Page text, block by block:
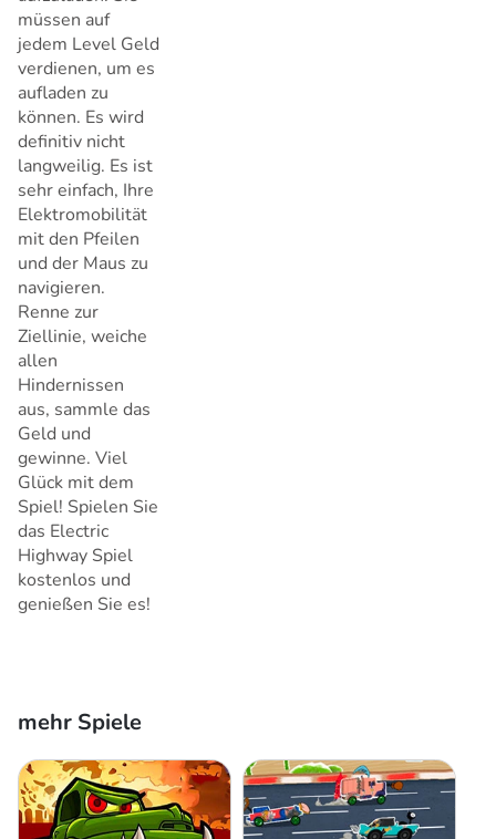
müssen auf
jedem Level Geld
verdienen, um es
aufladen zu
können. Es wird
definitiv nicht
langweilig. Es ist
sehr einfach, Ihre
Elektromobilität
mit den Pfeilen
und der Maus zu
navigieren.
Renne zur
Ziellinie, weiche
allen
Hindernissen
aus, sammle das
Geld und
gewinne. Viel
Glück mit dem
Spiel! Spielen Sie
das Electric
Highway Spiel
kostenlos und
genießen Sie es!
mehr Spiele